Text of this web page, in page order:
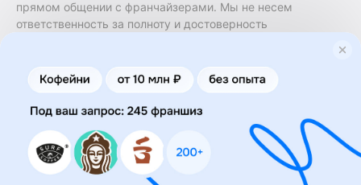
прямом общении с франчайзерами. Мы не несем
ответственность за полноту и достоверность
финансовые услуги. Заключение договоров
коммерческой концессии (франчайзинга) осуществляется
правообладателями/их представителями. Бизнесменс.ру
не является посредником или представителем
правообладателя и не несет ответственность за условия
предоставления франшизы и действия лиц,
осуществленные на основании информации, имеющейся